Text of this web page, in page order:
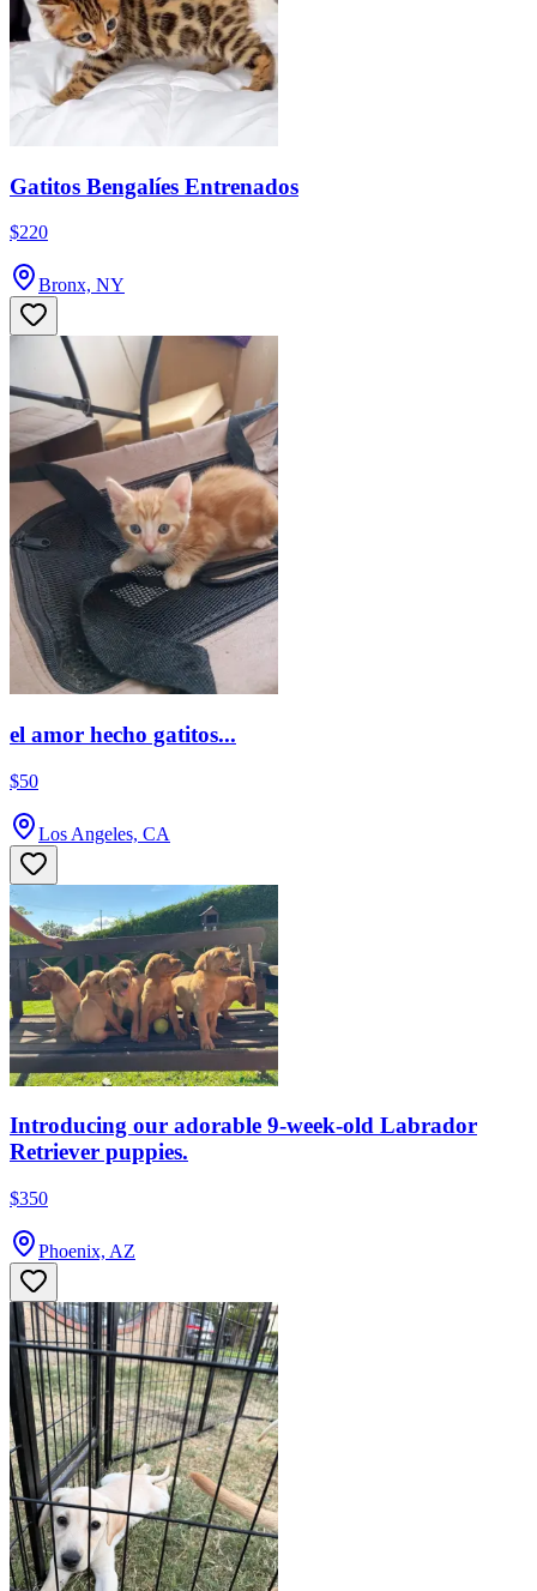
Gatitos Bengalíes Entrenados
$220
Bronx, NY
el amor hecho gatitos...
$50
Los Angeles, CA
Introducing our adorable 9-week-old Labrador
Retriever puppies.
$350
Phoenix, AZ